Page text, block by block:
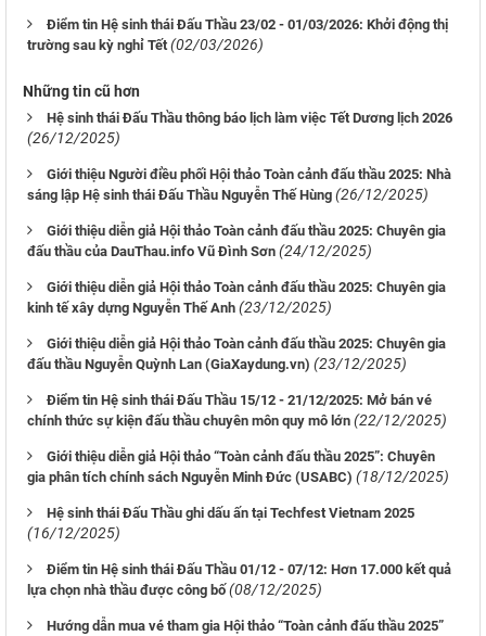
Điểm tin Hệ sinh thái Đấu Thầu 23/02 - 01/03/2026: Khởi động thị
trường sau kỳ nghỉ Tết (02/03/2026)
Những tin cũ hơn
Hệ sinh thái Đấu Thầu thông báo lịch làm việc Tết Dương lịch 2026
(26/12/2025)
Giới thiệu Người điều phối Hội thảo Toàn cảnh đấu thầu 2025: Nhà
sáng lập Hệ sinh thái Đấu Thầu Nguyễn Thế Hùng (26/12/2025)
Giới thiệu diễn giả Hội thảo Toàn cảnh đấu thầu 2025: Chuyên gia
đấu thầu của DauThau.info Vũ Đình Sơn (24/12/2025)
Giới thiệu diễn giả Hội thảo Toàn cảnh đấu thầu 2025: Chuyên gia
kinh tế xây dựng Nguyễn Thế Anh (23/12/2025)
Giới thiệu diễn giả Hội thảo Toàn cảnh đấu thầu 2025: Chuyên gia
đấu thầu Nguyễn Quỳnh Lan (GiaXaydung.vn) (23/12/2025)
Điểm tin Hệ sinh thái Đấu Thầu 15/12 - 21/12/2025: Mở bán vé
chính thức sự kiện đấu thầu chuyên môn quy mô lớn (22/12/2025)
Giới thiệu diễn giả Hội thảo “Toàn cảnh đấu thầu 2025”: Chuyên
gia phân tích chính sách Nguyễn Minh Đức (USABC) (18/12/2025)
Hệ sinh thái Đấu Thầu ghi dấu ấn tại Techfest Vietnam 2025
(16/12/2025)
Điểm tin Hệ sinh thái Đấu Thầu 01/12 - 07/12: Hơn 17.000 kết quả
lựa chọn nhà thầu được công bố (08/12/2025)
Hướng dẫn mua vé tham gia Hội thảo “Toàn cảnh đấu thầu 2025”